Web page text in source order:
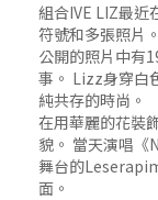
組合IVE LIZ最近
符號和多張照片。
公開的照片中有
事。 Lizz身穿白
純共存的時尚。
在用華麗的花裝
貌。 當天演唱
舞台的
面。